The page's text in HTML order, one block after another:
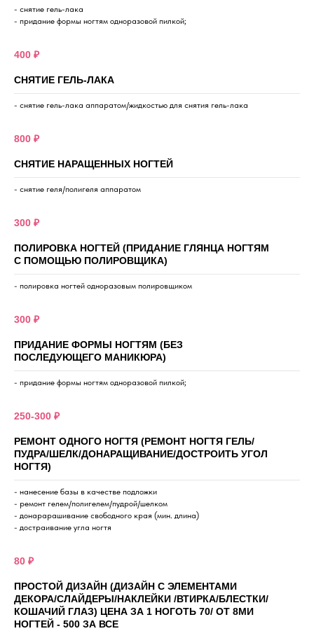
- снятие гель-лака
- придание формы ногтям одноразовой пилкой;
400 ₽
СНЯТИЕ ГЕЛЬ-ЛАКА
- снятие гель-лака аппаратом/жидкостью для снятия гель-лака
800 ₽
СНЯТИЕ НАРАЩЕННЫХ НОГТЕЙ
- снятие геля/полигеля аппаратом
300 ₽
ПОЛИРОВКА НОГТЕЙ (ПРИДАНИЕ ГЛЯНЦА НОГТЯМ
С ПОМОЩЬЮ ПОЛИРОВЩИКА)
- полировка ногтей одноразовым полировщиком
300 ₽
ПРИДАНИЕ ФОРМЫ НОГТЯМ (БЕЗ
ПОСЛЕДУЮЩЕГО МАНИКЮРА)
- придание формы ногтям одноразовой пилкой;
250-300 ₽
РЕМОНТ ОДНОГО НОГТЯ (РЕМОНТ НОГТЯ ГЕЛЬ/
ПУДРА/ШЕЛК/ДОНАРАЩИВАНИЕ/ДОСТРОИТЬ УГОЛ
НОГТЯ)
- нанесение базы в качестве подложки
- ремонт гелем/полигелем/пудрой/шелком
- донарарашивание свободного края (мин. длина)
- достраивание угла ногтя
80 ₽
ПРОСТОЙ ДИЗАЙН (ДИЗАЙН С ЭЛЕМЕНТАМИ
ДЕКОРА/СЛАЙДЕРЫ/НАКЛЕЙКИ /ВТИРКА/БЛЕСТКИ/
КОШАЧИЙ ГЛАЗ) ЦЕНА ЗА 1 НОГОТЬ 70/ ОТ 8МИ
НОГТЕЙ - 500 ЗА ВСЕ